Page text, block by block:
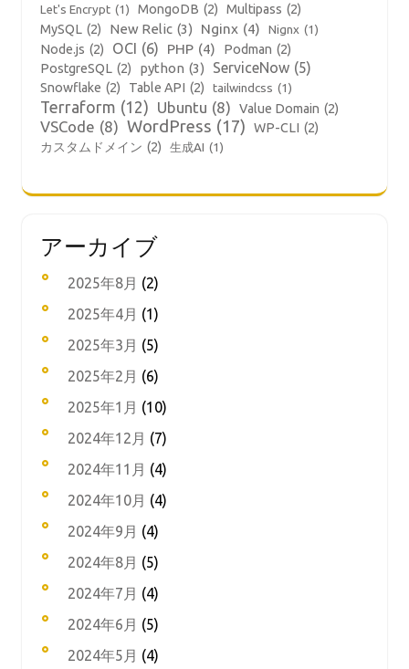
Let's Encrypt (1) MongoDB (2) Multipass (2)
MySQL (2) New Relic (3) Nginx (4) Nignx (1)
Node.js (2) OCI (6) PHP (4) Podman (2)
PostgreSQL (2) python (3) ServiceNow (5)
Snowflake (2) Table API (2) tailwindcss (1)
Terraform (12) Ubuntu (8) Value Domain (2)
VSCode (8) WordPress (17) WP-CLI (2)
カスタムドメイン (2) 生成AI (1)
アーカイブ
2025年8月 (2)
2025年4月 (1)
2025年3月 (5)
2025年2月 (6)
2025年1月 (10)
2024年12月 (7)
2024年11月 (4)
2024年10月 (4)
2024年9月 (4)
2024年8月 (5)
2024年7月 (4)
2024年6月 (5)
2024年5月 (4)